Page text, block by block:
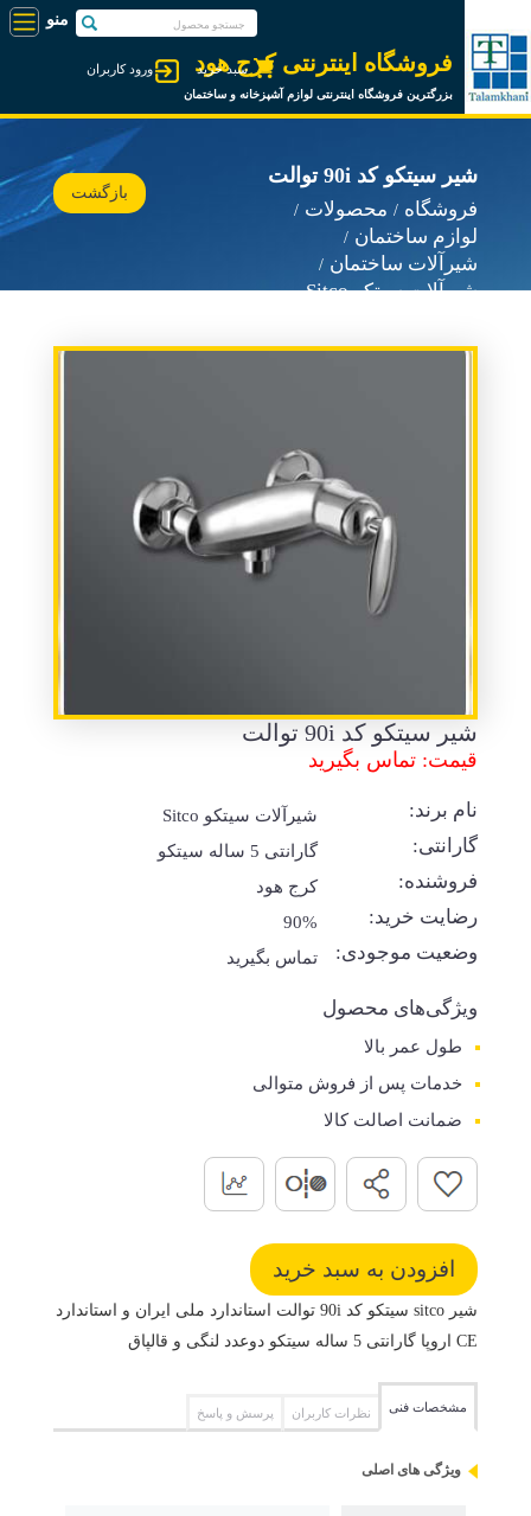
فروشگاه اینترنتی کرج هود
بزرگترین فروشگاه اینترنتی لوازم آشپزخانه و ساختمان
ورود کاربران سبد خرید
شیر سیتکو کد 90i توالت
فروشگاه
محصولات
لوازم ساختمان
شیرآلات ساختمان
شیرآلات سیتکو Sitco
بازگشت
شیر سیتکو کد 90i توالت
قیمت: تماس بگیرید
نام برند: شیرآلات سیتکو Sitco
گارانتی: گارانتی 5 ساله سیتکو
فروشنده: کرج هود
رضایت خرید: 90%
وضعیت موجودی: تماس بگیرید
ویژگی‌های محصول
طول عمر بالا
خدمات پس از فروش متوالی
ضمانت اصالت کالا
شیر sitco سیتکو کد 90i توالت استاندارد ملی ایران و استاندارد
CE اروپا گارانتی 5 ساله سیتکو دوعدد لنگی و قالپاق
مشخصات فنی نظرات کاربران پرسش و پاسخ
ویژگی های اصلی